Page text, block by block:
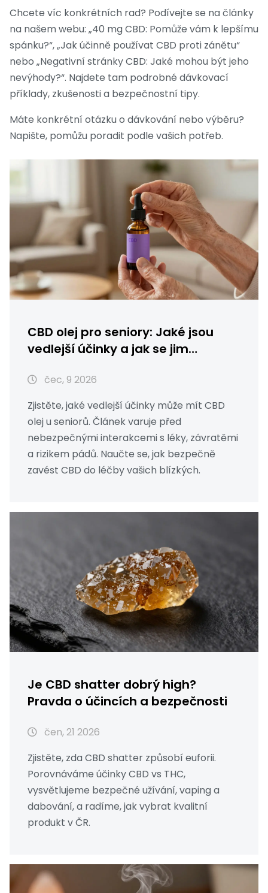
Chcete víc konkrétních rad? Podívejte se na články
na našem webu: „40 mg CBD: Pomůže vám k lepšímu
spánku?“, „Jak účinně používat CBD proti zánětu“
nebo „Negativní stránky CBD: Jaké mohou být jeho
nevýhody?“. Najdete tam podrobné dávkovací
příklady, zkušenosti a bezpečnostní tipy.
Máte konkrétní otázku o dávkování nebo výběru?
Napište, pomůžu poradit podle vašich potřeb.
CBD olej pro seniory: Jaké jsou
vedlejší účinky a jak se jim
čec, 9 2026
Zjistěte, jaké vedlejší účinky může mít CBD
olej u seniorů. Článek varuje před
nebezpečnými interakcemi s léky, závratěmi
a rizikem pádů. Naučte se, jak bezpečně
zavést CBD do léčby vašich blízkých.
Je CBD shatter dobrý high?
Pravda o účincích a bezpečnosti
čen, 21 2026
Zjistěte, zda CBD shatter způsobí euforii.
Porovnáváme účinky CBD vs THC,
vysvětlujeme bezpečné užívání, vaping a
dabování, a radíme, jak vybrat kvalitní
produkt v ČR.